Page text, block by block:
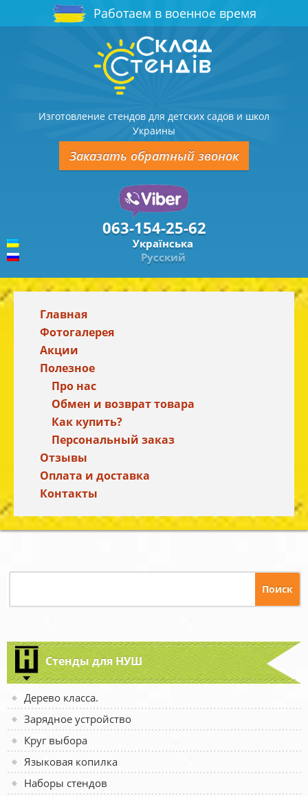
Работаем в военное время
Изготовление стендов для детских садов и школ
Украины
Заказать обратный звонок
063-154-25-62
Українська
Русский
Главная
Фотогалерея
Акции
Полезное
Про нас
Обмен и возврат товара
Как купить?
Персональный заказ
Отзывы
Оплата и доставка
Контакты
Стенды для НУШ
Дерево класса.
Зарядное устройство
Круг выбора
Языковая копилка
Наборы стендов